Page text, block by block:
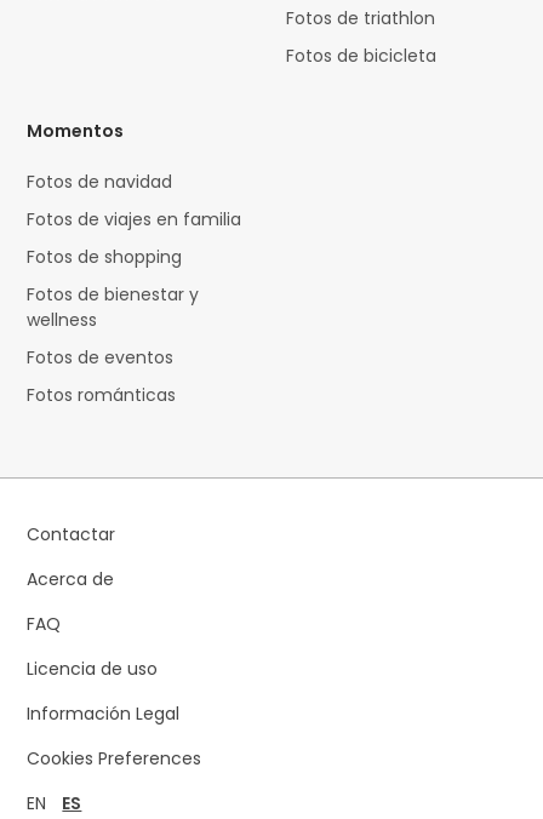
Fotos de triathlon
Fotos de bicicleta
Momentos
Fotos de navidad
Fotos de viajes en familia
Fotos de shopping
Fotos de bienestar y
wellness
Fotos de eventos
Fotos románticas
Contactar
Acerca de
FAQ
Licencia de uso
Información Legal
Cookies Preferences
EN
ES